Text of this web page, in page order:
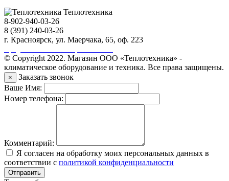
Теплотехника
8-902-940-03-26
8 (391) 240-03-26
г. Красноярск, ул. Маерчака, 65, оф. 223
© Copyright 2022. Магазин ООО «Теплотехника» -
климатическое оборудование и техника. Все права защищены.
×
Заказать звонок
Ваше Имя:
Номер телефона:
Комментарий:
Я согласен на обработку моих персональных данных в
соответствии с политикой конфиденциальности
Отправить